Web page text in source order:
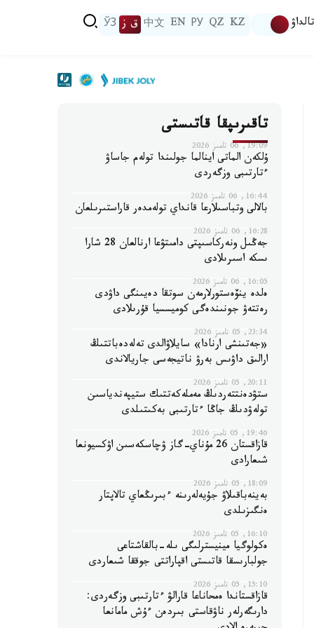
تالداۋ KZ
QZ
РУ
EN
中文 ق ز ЎЗ
تاقىرىپقا قاتىستى
19:09, 06 تامىز 2026
ۇلكەن الماتى اينالما جولىندا تولەم جاساۋ
ءتارتىبى وزگەردى
16:44, 06 تامىز 2026
بالالى وتباسىلارعا قانداي تولەمدەر قاراستىرىلعان
16:28, 06 تامىز 2026
جەڭىل ونەركاسىپتى دامىتۋعا ارنالعان 28 شارا
ىسكە اسىرىلادى
16:05, 06 تامىز 2026
ەلدە ينۆەستورلارمەن سوتقا دەيىنگى داۋدى
رەتتەۋ جونىندەگى كوميسسيا قۇرىلادى
23:34, 05 تامىز 2026
«جەتىنشى ارنادا» سايلاۋالدى تەلەدەباتتىڭ
ارالىق داۋىس بەرۋ ناتيجەسى جاريالاندى
20:11, 05 تامىز 2026
ستۋدەنتتەردىڭ مەملەكەتتىك ستيپەندياسىن
تولەۋدىڭ جاڭا ءتارتىبى بەكىتىلدى
19:46, 05 تامىز 2026
قازاقستان 26 مۇناي-گاز ۋچاسكەسىن اۋكسيونعا
شىعارادى
18:09, 05 تامىز 2026
بەينەباقىلاۋ جۇيەلەرىنە ءبىرىڭعاي تالاپتار
ەنگىزىلدى
16:10, 05 تامىز 2026
ەكولوگيا مينيسترلىگى ىلە-بالقاشتاعى
جولبارىسقا قاتىستى اقپاراتتى جوققا شىعاردى
15:10, 05 تامىز 2026
قازاقستاندا ەمحاناعا قارالۋ ءتارتىبى وزگەردى:
دارىگەرلەر ناۋقاستى بىردەن ءۇش مامانعا